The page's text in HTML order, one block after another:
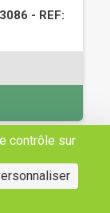
- REF:
contrôle sur